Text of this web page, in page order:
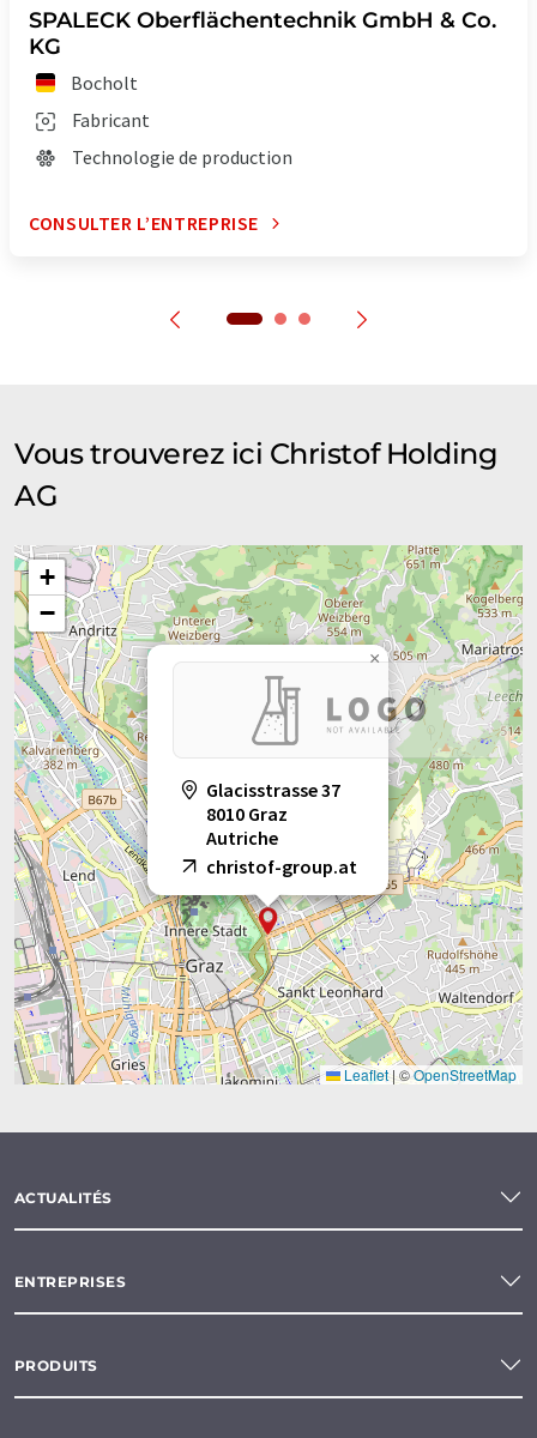
SPALECK Oberflächentechnik GmbH & Co.
KG
Bocholt
Fabricant
Technologie de production
CONSULTER L’ENTREPRISE
Vous trouverez ici Christof Holding
AG
Glacisstrasse 37
8010 Graz
Autriche
christof-group.at
×
+
−
Leaflet|©OpenStreetMap
ACTUALITÉS
ENTREPRISES
PRODUITS